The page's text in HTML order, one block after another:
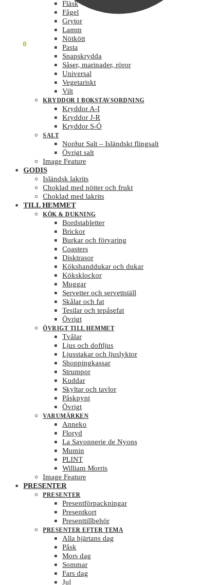
0
Fläsk
Fågel
Grytor
Lamm
Nötkött
Pasta
Snapskrydda
Såser, marinader, röror
Universal
Vegetariskt
Vilt
KRYDDOR I BOKSTAVSORDNING
Kryddor A-I
Kryddor J-R
Kryddor S-Ö
SALT
Norður Salt – Isländskt flingsalt
Övrigt salt
Image Feature
GODIS
Isländsk lakrits
Choklad med nötter och frukt
Choklad med lakrits
TILL HEMMET
KÖK & DUKNING
Bordstabletter
Brickor
Burkar och förvaring
Coasters
Disktrasor
Kökshanddukar och dukar
Köksklockor
Muggar
Servetter och servettställ
Skålar och fat
Tesilar och tepåsefat
Övrigt
ÖVRIGT TILL HEMMET
Tvålar
Ljus och doftljus
Ljusstakar och ljuslyktor
Shoppingkassar
Strumpor
Kuddar
Skyltar och tavlor
Påskpynt
Övrigt
VARUMÄRKEN
Anneko
Floryd
La Savonnerie de Nyons
Mumin
PLINT
William Morris
Image Feature
PRESENTER
PRESENTER
Presentförpackningar
Presentkort
Presenttillbehör
PRESENTER EFTER TEMA
Alla hjärtans dag
Påsk
Mors dag
Sommar
Fars dag
Jul